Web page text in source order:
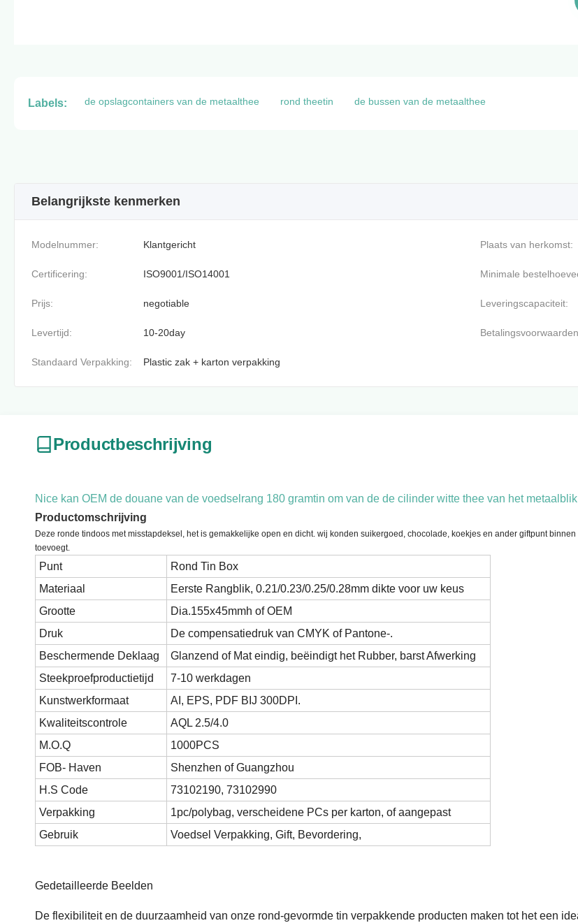
Labels: de opslagcontainers van de metaalthee rond theetin de bussen van de metaalthee
Belangrijkste kenmerken
Modelnummer: Klantgericht Plaats van herkomst:
Certificering: ISO9001/ISO14001 Minimale
Prijs: negotiable Leveringscapaciteit:
Levertijd: 10-20day
Standaard Verpakking: Plastic zak + karton verpakking
Productbeschrijving
Nice kan OEM de douane van de voedselrang 180 gramtin om van de de cilinder witte thee van het
Productomschrijving
Deze ronde tindoos met misstapdeksel, het is gemakkelijke open en dicht. wij konden suikergoed, chocolade, koekjes en ander giftpunt
toevoegt.
Punt
Rond Tin Box
Materiaal
Eerste Rangblik, 0.21/0.23/0.25/0.28mm dikte voor uw keus
Grootte
Dia.155x45mmh of OEM
Druk
De compensatiedruk van CMYK of Pantone-.
Beschermende Deklaag
Glanzend of Mat eindig, beëindigt het Rubber, barst Afwerking
Steekproefproductietijd
7-10 werkdagen
Kunstwerkformaat
AI, EPS, PDF BIJ 300DPI.
Kwaliteitscontrole
AQL 2.5/4.0
M.O.Q
1000PCS
FOB- Haven
Shenzhen of Guangzhou
H.S Code
73102190, 73102990
Verpakking
1pc/polybag, verscheidene PCs per karton, of aangepast
Gebruik
Voedsel Verpakking, Gift, Bevordering,
Gedetailleerde Beelden
De flexibiliteit en de duurzaamheid van onze rond-gevormde tin verpakkende producten maken tot het een